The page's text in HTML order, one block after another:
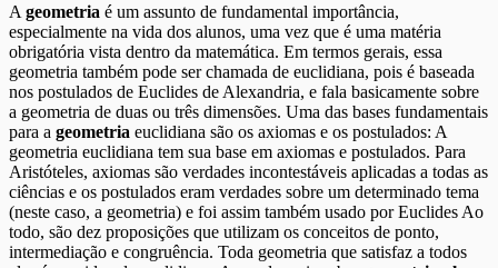
A geometria é um assunto de fundamental importância,
especialmente na vida dos alunos, uma vez que é uma matéria
obrigatória vista dentro da matemática. Em termos gerais, essa
geometria também pode ser chamada de euclidiana, pois é baseada
nos postulados de Euclides de Alexandria, e fala basicamente sobre
a geometria de duas ou três dimensões. Uma das bases fundamentais
para a geometria euclidiana são os axiomas e os postulados: A
geometria euclidiana tem sua base em axiomas e postulados. Para
Aristóteles, axiomas são verdades incontestáveis aplicadas a todas as
ciências e os postulados eram verdades sobre um determinado tema
(neste caso, a geometria) e foi assim também usado por Euclides Ao
todo, são dez proposições que utilizam os conceitos de ponto,
intermediação e congruência. Toda geometria que satisfaz a todos